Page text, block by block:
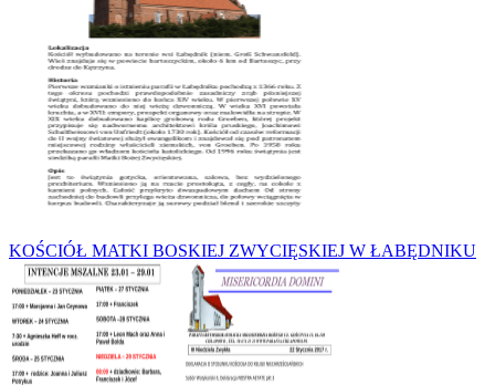
KOŚCIÓŁ MATKI BOSKIEJ ZWYCIĘSKIEJ W ŁABĘDNIKU